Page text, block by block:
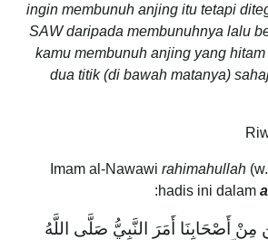
ingin membunuh anjing itu tetapi
SAW daripada membunuhnya lalu
kamu membunuh anjing yang
dua titik (di bawah matanya)
Imam al-Nawawi rahimahullah
hadis ini dalam
مِنْ أَصْحَابِنَا أَمَرَ النَّبِيُّ صَلَّى اللَّهُ